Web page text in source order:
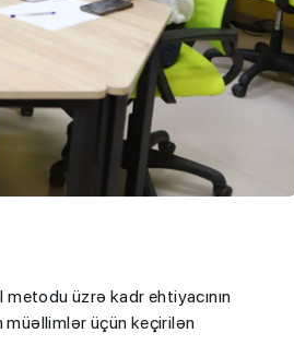
üzrə kadr ehtiyacının
üçün keçirilən